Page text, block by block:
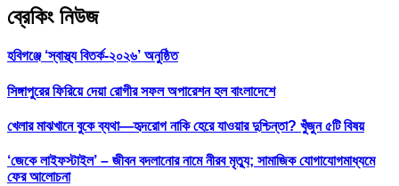
ব্রেকিং নিউজ
হবিগঞ্জে ‘স্বাস্থ্য বিতর্ক-২০২৬’ অনুষ্ঠিত
সিঙ্গাপুরের ফিরিয়ে দেয়া রোগীর সফল অপারেশন হল বাংলাদেশে
খেলার মাঝখানে বুকে ব্যথা—হৃদরোগ নাকি হেরে যাওয়ার দুশ্চিন্তা? খুঁজুন ৫টি বিষয়
‘জেকে লাইফস্টাইল’ – জীবন বদলানোর নামে নীরব মৃত্যু; সামাজিক যোগাযোগমাধ্যমে
ফের আলোচনা